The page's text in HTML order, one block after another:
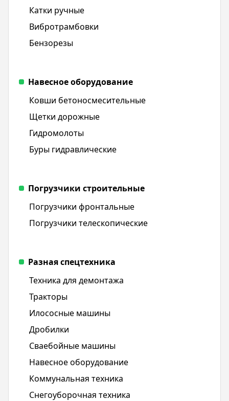
Катки ручные
Вибротрамбовки
Бензорезы
Навесное оборудование
Ковши бетоносмесительные
Щетки дорожные
Гидромолоты
Буры гидравлические
Погрузчики строительные
Погрузчики фронтальные
Погрузчики телескопические
Разная спецтехника
Техника для демонтажа
Тракторы
Илососные машины
Дробилки
Сваебойные машины
Навесное оборудование
Коммунальная техника
Снегоуборочная техника